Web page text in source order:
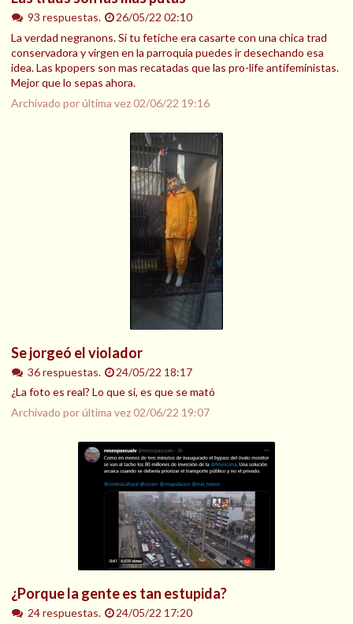
93 respuestas.
26/05/22 02:10
La verdad negranons. Si tu fetiche era casarte con una chica trad
conservadora y virgen en la parroquia puedes ir desechando esa
idea. Las kpopers son mas recatadas que las pro-life antifeministas.
Mejor que lo sepas ahora.
Archivado por última vez02/06/22 19:16
Se jorgeó el violador
36 respuestas.
24/05/22 18:17
¿La foto es real? Lo que si, es que se mató
Archivado por última vez02/06/22 19:07
¿Porque la gente es tan estupida?
24 respuestas.
24/05/22 17:20